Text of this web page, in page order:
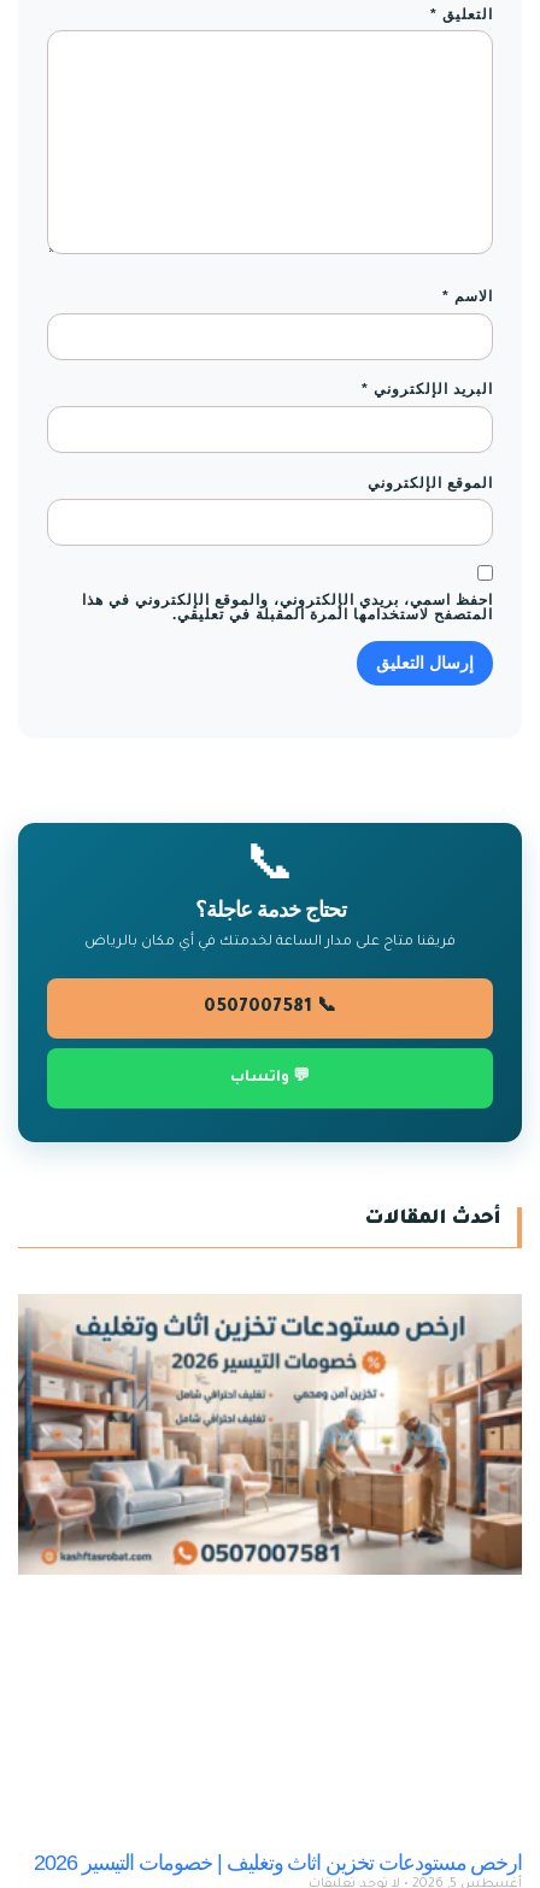
التعليق *
الاسم *
البريد الإلكتروني *
الموقع الإلكتروني
احفظ اسمي، بريدي الإلكتروني، والموقع الإلكتروني في هذا
المتصفح لاستخدامها المرة المقبلة في تعليقي.
📞
تحتاج خدمة عاجلة؟
فريقنا متاح على مدار الساعة لخدمتك في أي مكان بالرياض
📞 0507007581
💬 واتساب
أحدث المقالات
ارخص مستودعات تخزين اثاث وتغليف | خصومات التيسير 2026
أغسطس 5, 2026 لا توجد تعليقات